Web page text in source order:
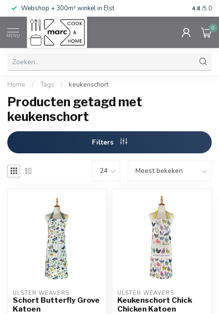
Webshop + 300m² winkel in Elst Gratis
4.8 /5.0
MENU
0
Home / Tags / keukenschort
Producten getagd met
keukenschort
Filters
ULSTER WEAVERS
Schort Butterfly Grove
Katoen
ULSTER WEAVERS
Keukenschort Chick
Chicken Katoen